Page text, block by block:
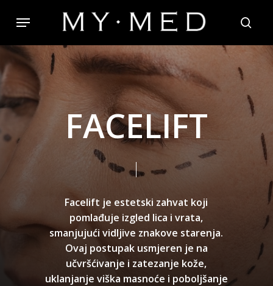
content
Menu
FACELIFT
Facelift je estetski zahvat koji
pomlađuje izgled lica i vrata,
smanjujući vidljive znakove starenja.
Ovaj postupak usmjeren je na
učvršćivanje i zatezanje kože,
uklanjanje viška masnoće i poboljšanje